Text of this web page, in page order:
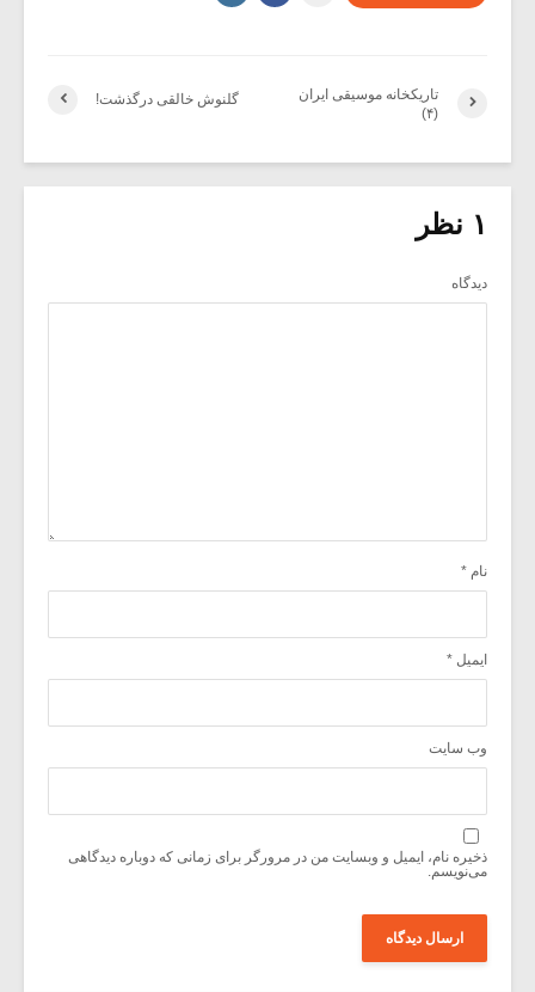
گلنوش خالقی درگذشت!
تاریکخانه موسیقی ایران
(۴)
۱ نظر
دیدگاه
نام *
ایمیل *
وب‌ سایت
ذخیره نام، ایمیل و وبسایت من در مرورگر برای زمانی که دوباره دیدگاهی
می‌نویسم.